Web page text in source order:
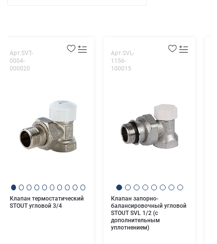
Арт.SVT-
0004-
000020
Клапан термостатический
STOUT угловой 3/4
Арт.SVL-
1156-
100015
Клапан запорно-
балансировочный угловой
STOUT SVL 1/2 (с
дополнительным
уплотнением)